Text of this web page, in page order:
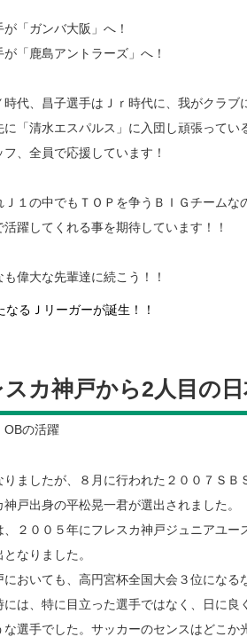
「ガンバ大阪」へ！
「鹿島アントラーズ」へ！
代、昌子選手はＪｒ時代に、我がクラブ
に「清水エスパルス」に入団し頑張って
、全員で応援しています！
Ｊ１の中でもＴＯＰを争うＢＩＧチーム
活躍してくれる事を期待しています！！
偉大な先輩達に続こう！！
カ神戸から2人目の
OBの活躍
ましたが、８月に行われた２００７ＳＢ
神戸出身の平松晃一君が選出されました。
、２００５年にフレスカ神戸ジュニアユ
なりました。
においても、高円宮杯全国大会３位にな
には、特に目立った選手ではなく、日に
な選手でした。サッカーのセンスはどこ